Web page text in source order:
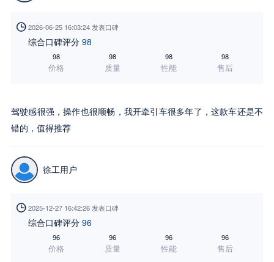
 2026-06-25 16:03:24 发表口碑
综合口碑评分 98
98
价格
98
质量
98
性能
98
售后
驾驶感很强，操作也很顺畅，我开牵引车很多年了，这款车还是不
错的，值得推荐
徐工用户
 2025-12-27 16:42:26 发表口碑
综合口碑评分 96
96
价格
96
质量
96
性能
96
售后